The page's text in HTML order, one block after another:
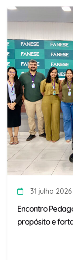
31 julho 2026
Encontro
propósito e